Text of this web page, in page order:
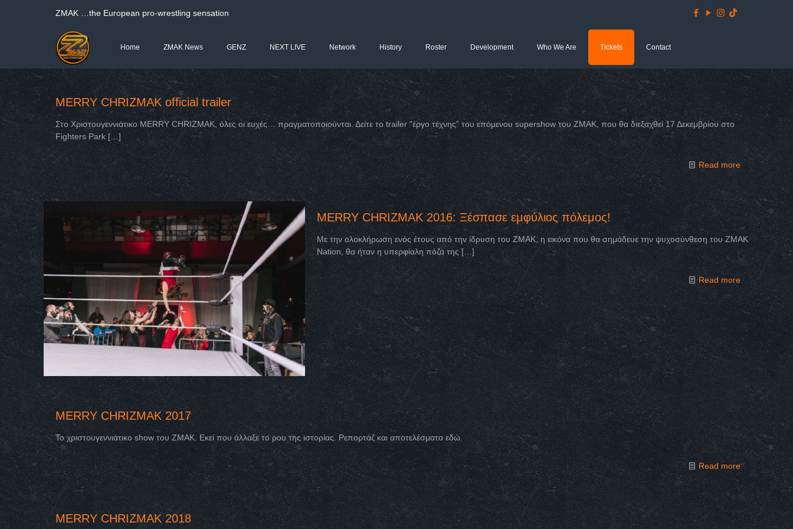
ΖΜΑΚ …the European pro-wrestling sensation
Home ZMAK News GENZ NEXT LIVE Network History Roster Development Who We Are Tickets Contact
MERRY CHRIZMAK official trailer
Στο Χριστουγεννιάτικο ΜERRY CHRIZMAK, όλες οι ευχές… πραγματοποιούνται. Δείτε το trailer “έργο τέχνης” του επόμενου supershow του ΖΜΑΚ, που θα διεξαχθεί 17 Δεκεμβρίου στο
Fighters Park […]
Read more
MERRY CHRIZMAK 2016: Ξέσπασε εμφύλιος πόλεμος!
Με την ολοκλήρωση ενός έτους από την ίδρυση του ΖΜΑΚ, η εικόνα που θα σημάδευε την ψυχοσύνθεση του ΖΜΑΚ
Nation, θα ήταν η υπερφίαλη πόζα της […]
Read more
MERRY CHRIZMAK 2017
Το χριστουγεννιάτικο show του ΖΜΑΚ. Εκεί που άλλαξε το ρου της ιστορίας. Ρεπορτάζ και αποτελέσματα εδώ.
Read more
MERRY CHRIZMAK 2018